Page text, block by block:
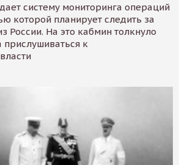
систему мониторинга операций
которой планирует следить за
России. На это кабмин толкнуло
к